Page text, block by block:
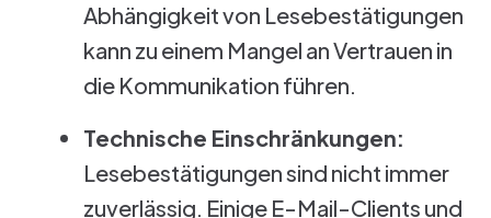
Abhängigkeit von Lesebestätigungen
kann zu einem Mangel an Vertrauen in
die Kommunikation führen.
Technische Einschränkungen:
Lesebestätigungen sind nicht immer
zuverlässig. Einige E-Mail-Clients und